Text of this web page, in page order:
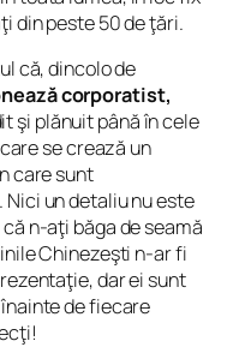
din peste 50 de ţări.
că, dincolo de
corporatist,
şi plănuit până în cele
se crează un
care sunt
un detaliu nu este
n-aţi băga de seamă
Chinezeşti n-ar fi
dar ei sunt
de fiecare